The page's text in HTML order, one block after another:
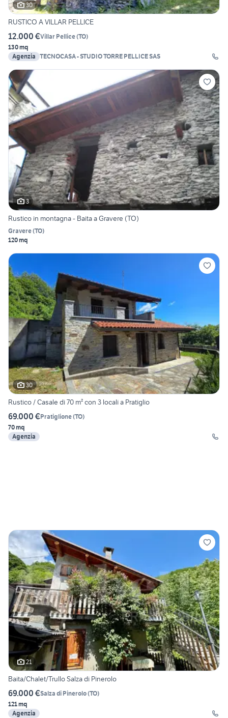
30
RUSTICO A VILLAR PELLICE
12.000 €Villar Pellice(TO)
130 mq
Agenzia TECNOCASA - STUDIO TORRE PELLICE SAS
3
Rustico in montagna - Baita a Gravere (TO)
Gravere(TO)
120 mq
30
Rustico / Casale di 70 m² con 3 locali a Pratiglio
69.000 €Pratiglione(TO)
70 mq
Agenzia
21
Baita/Chalet/Trullo Salza di Pinerolo
69.000 €Salza di Pinerolo(TO)
121 mq
Agenzia